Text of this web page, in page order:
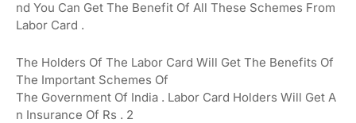
Nd You Can Get The Benefit Of All These Schemes From
Labor Card .
The Holders Of The Labor Card Will Get The Benefits Of
The Important Schemes Of
The Government Of India . Labor Card Holders Will Get A
N Insurance Of Rs . 2